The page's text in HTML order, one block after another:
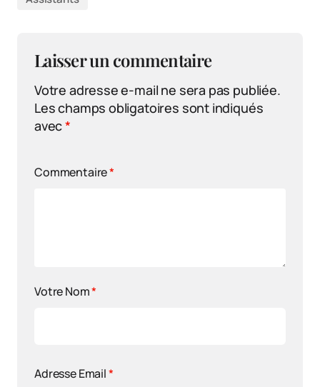
Laisser un commentaire
Votre adresse e-mail ne sera pas publiée.
Les champs obligatoires sont indiqués
avec*
Commentaire*
Votre Nom*
Adresse Email*